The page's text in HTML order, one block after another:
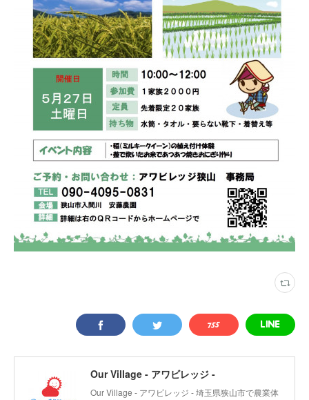
Our Village - アワビレッジ -
Our Village - アワビレッジ - 埼玉県狭山市で農業体